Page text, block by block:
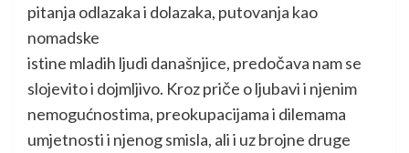
pitanja odlazaka i dolazaka, putovanja kao
nomadske
istine mladih ljudi današnjice, predočava nam se
slojevito i dojmljivo. Kroz priče o ljubavi i njenim
nemogućnostima, preokupacijama i dilemama
umjetnosti i njenog smisla, ali i uz brojne druge